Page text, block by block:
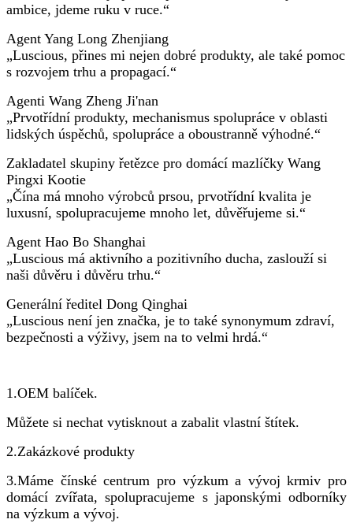
ambice, jdeme ruku v ruce.“
Agent Yang Long Zhenjiang
„Luscious, přines mi nejen dobré produkty, ale také pomoc
s rozvojem trhu a propagací.“
Agenti Wang Zheng Ji'nan
„Prvotřídní produkty, mechanismus spolupráce v oblasti
lidských úspěchů, spolupráce a oboustranně výhodné.“
Zakladatel skupiny řetězce pro domácí mazlíčky Wang
Pingxi Kootie
„Čína má mnoho výrobců prsou, prvotřídní kvalita je
luxusní, spolupracujeme mnoho let, důvěřujeme si.“
Agent Hao Bo Shanghai
„Luscious má aktivního a pozitivního ducha, zaslouží si
naši důvěru i důvěru trhu.“
Generální ředitel Dong Qinghai
„Luscious není jen značka, je to také synonymum zdraví,
bezpečnosti a výživy, jsem na to velmi hrdá.“
1.OEM balíček.
Můžete si nechat vytisknout a zabalit vlastní štítek.
2.Zakázkové produkty
3.Máme čínské centrum pro výzkum a vývoj krmiv pro
domácí zvířata, spolupracujeme s japonskými odborníky
na výzkum a vývoj.